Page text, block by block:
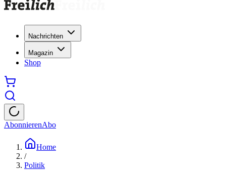
Nachrichten
Magazin
Shop
AbonnierenAbo
Home
/
Politik